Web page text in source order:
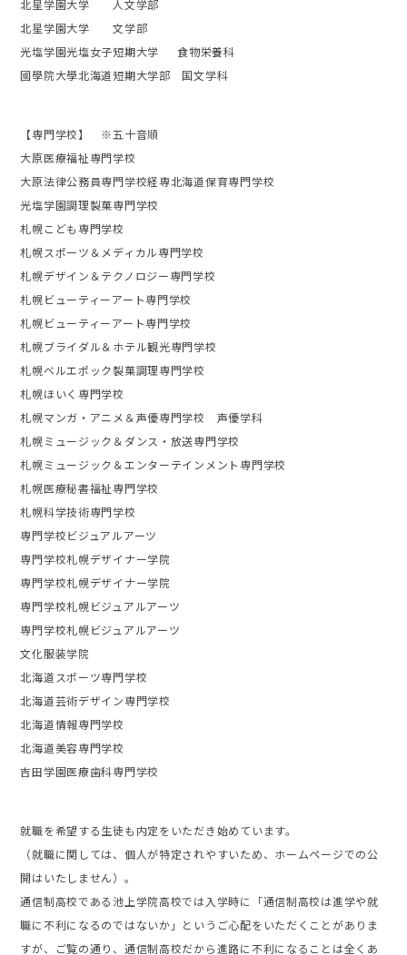
北星学園大学 人文学部
北星学園大学 文学部
光塩学園光塩女子短期大学 食物栄養科
國學院大學北海道短期大学部 国文学科
【専門学校】 ※五十音順
大原医療福祉専門学校
大原法律公務員専門学校経専北海道保育専門学校
光塩学園調理製菓専門学校
札幌こども専門学校
札幌スポーツ＆メディカル専門学校
札幌デザイン＆テクノロジー専門学校
札幌ビューティーアート専門学校
札幌ビューティーアート専門学校
札幌ブライダル＆ホテル観光専門学校
札幌ベルエポック製菓調理専門学校
札幌ほいく専門学校
札幌マンガ・アニメ＆声優専門学校 声優学科
札幌ミュージック＆ダンス・放送専門学校
札幌ミュージック＆エンターテインメント専門学校
札幌医療秘書福祉専門学校
札幌科学技術専門学校
専門学校ビジュアルアーツ
専門学校札幌デザイナー学院
専門学校札幌デザイナー学院
専門学校札幌ビジュアルアーツ
専門学校札幌ビジュアルアーツ
文化服装学院
北海道スポーツ専門学校
北海道芸術デザイン専門学校
北海道情報専門学校
北海道美容専門学校
吉田学園医療歯科専門学校
就職を希望する生徒も内定をいただき始めています。
（就職に関しては、個人が特定されやすいため、ホームページでの公
開はいたしません）。
通信制高校である池上学院高校では入学時に「通信制高校は進学や就
職に不利になるのではないか」というご心配をいただくことがありま
すが、ご覧の通り、通信制高校だから進路に不利になることは全くあ